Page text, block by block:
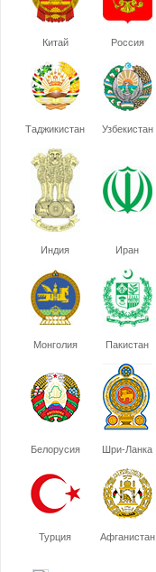
Китай Россия
Таджикистан Узбекистан
Индия Иран
Монголия Пакистан
Белорусия Шри-Ланка
Турция Афганистан